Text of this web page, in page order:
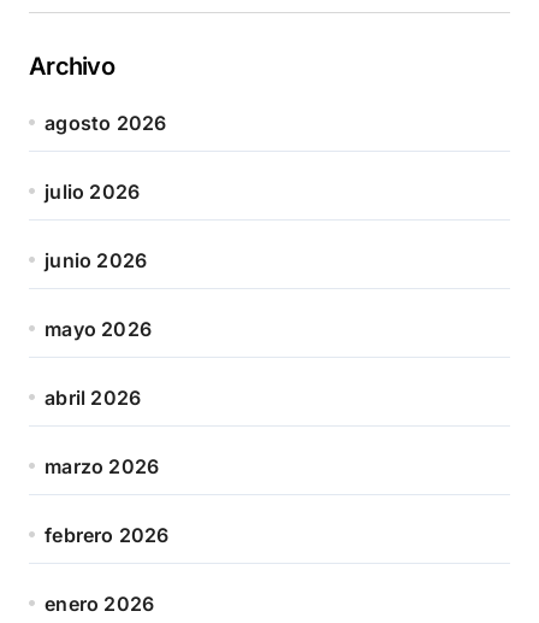
Archivo
agosto 2026
julio 2026
junio 2026
mayo 2026
abril 2026
marzo 2026
febrero 2026
enero 2026